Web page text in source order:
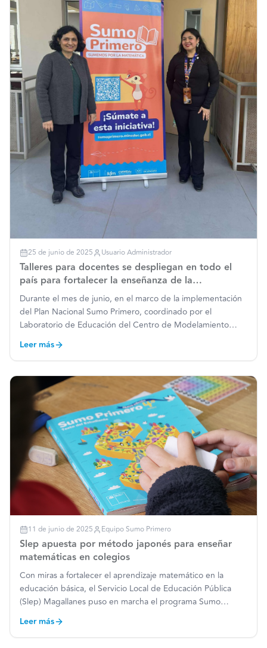
25 de junio de 2025 Usuario Administrador
Talleres para docentes se despliegan en todo el
país para fortalecer la enseñanza de la
matemática
Durante el mes de junio, en el marco de la implementación
del Plan Nacional Sumo Primero, coordinado por el
Laboratorio de Educación del Centro de Modelamiento
comenzaron los talleres dirigidos a docentes de 1° a 6°
básico en distin…
Leer más
11 de junio de 2025 Equipo Sumo Primero
Slep apuesta por método japonés para enseñar
matemáticas en colegios
Con miras a fortalecer el aprendizaje matemático en la
educación básica, el Servicio Local de Educación Pública
(Slep) Magallanes puso en marcha el programa Sumo
metodología de origen japonés para facilitar la comprensión
de conce…
Leer más